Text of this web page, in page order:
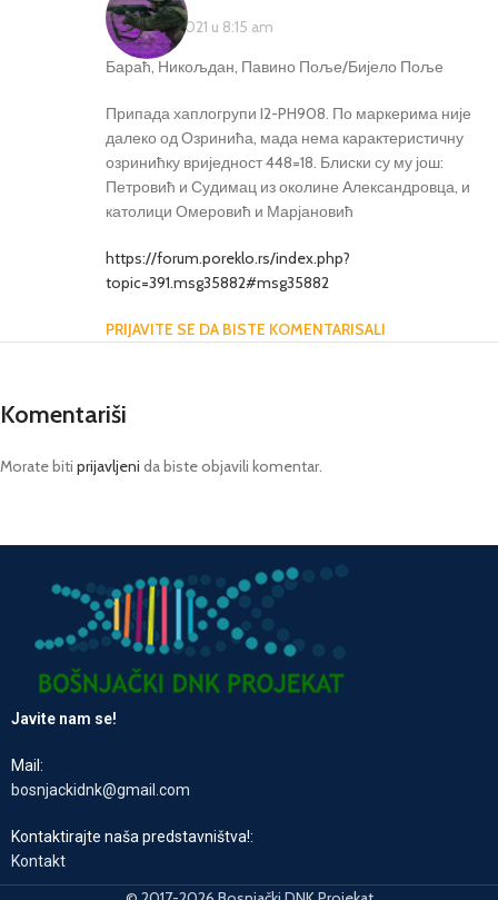
1 Februara, 2021 u 8:15 am
Бараћ, Никољдан, Павино Поље/Бијело Поље
Припада хаплогрупи I2-PH908. По маркерима није
далеко од Озринића, мада нема карактеристичну
озринићку вриједност 448=18. Блиски су му још:
Петровић и Судимац из околине Александровца, и
католици Омеровић и Марјановић
https://forum.poreklo.rs/index.php?
topic=391.msg35882#msg35882
PRIJAVITE SE DA BISTE KOMENTARISALI
Komentariši
Morate biti prijavljeni da biste objavili komentar.
Javite nam se!
Mail:
bosnjackidnk@gmail.com
Kontaktirajte naša predstavništva!:
Kontakt